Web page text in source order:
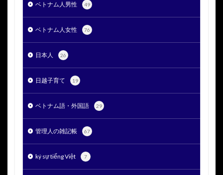
ベトナム人男性 49
ベトナム人女性 76
日本人 26
日越子育て 19
ベトナム語・外国語 29
管理人の雑記帳 67
ký sự tiếng Việt 7